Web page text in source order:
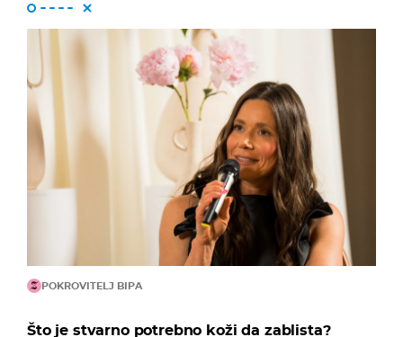
POKROVITELJ BIPA
Što je stvarno potrebno koži da zablista?